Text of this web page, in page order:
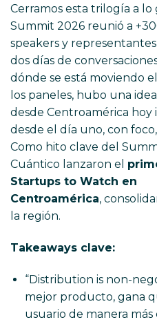
Cerramos esta trilogía a lo
Summit 2026 reunió a
speakers y
dos días de
dónde se está moviendo
los paneles, hubo una
desde Centroamérica hoy
desde el día uno, con
Como hito clave del
Cuántico lanzaron el
Startups to Watch en
Centroamérica,
la región.
Takeaways clave:
“Distribution is non-
mejor producto, gana
usuario de manera más